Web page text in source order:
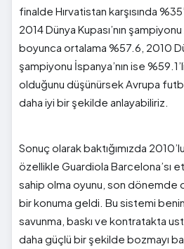
finalde Hırvatistan karşısında
2014 Dünya Kupası’nın
boyunca ortalama %57.6, 2010
şampiyonu İspanya’nın ise
olduğunu düşünürsek Avrupa
daha iyi bir şekilde anlayabiliriz.
Sonuç olarak baktığımızda 2010’lu
özellikle Guardiola Barcelona’sı
sahip olma oyunu, son dönemde
bir konuma geldi. Bu sistemi
savunma, baskı ve kontratakta
daha güçlü bir şekilde bozmayı